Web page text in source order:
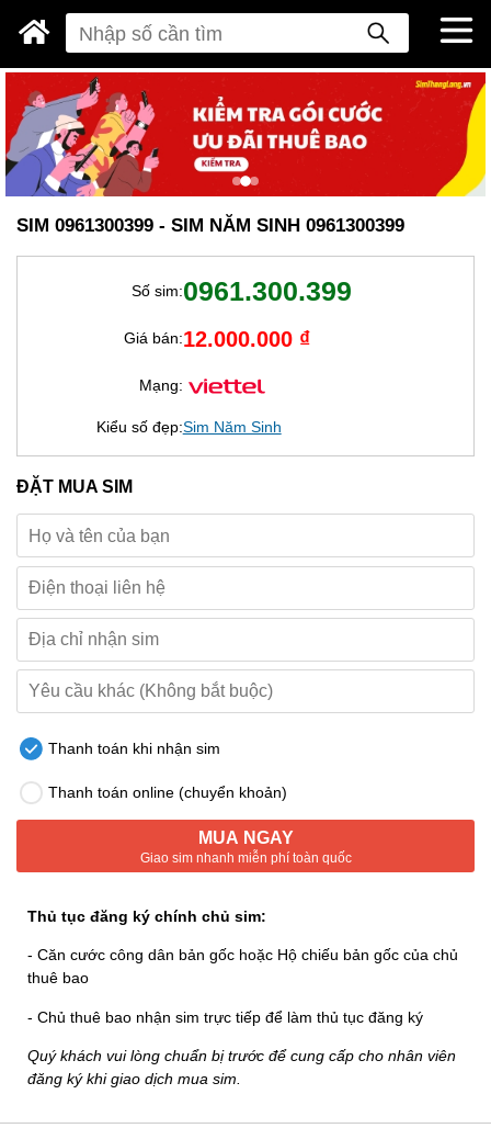
SIM 0961300399 - SIM NĂM SINH 0961300399
Số sim:0961.300.399
Giá bán:12.000.000 ₫
Mạng:
Kiểu số đẹp:Sim Năm Sinh
ĐẶT MUA SIM
Thanh toán khi nhận sim
Thanh toán online (chuyển khoản)
MUA NGAY
Giao sim nhanh miễn phí toàn quốc
Thủ tục đăng ký chính chủ sim:
- Căn cước công dân bản gốc hoặc Hộ chiếu bản gốc của chủ
thuê bao
- Chủ thuê bao nhận sim trực tiếp để làm thủ tục đăng ký
Quý khách vui lòng chuẩn bị trước để cung cấp cho nhân viên
đăng ký khi giao dịch mua sim.